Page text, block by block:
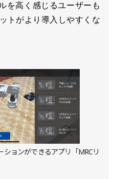
を高く感じるユーザーも
トがより導入しやすくな
ョンができるアプリ「MRCリ